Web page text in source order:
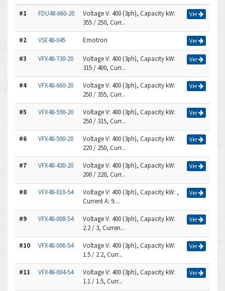
#1 FDU48-660-20
Voltage V: 400 (3ph), Capacity kW:
355 / 250, Curr...
Ver
#2 VSE48-045 Emotron Ver
#3 VFX48-730-20
Voltage V: 400 (3ph), Capacity kW:
315 / 400, Curr...
Ver
#4 VFX48-660-20
Voltage V: 400 (3ph), Capacity kW:
250 / 355, Curr...
Ver
#5 VFX48-590-20
Voltage V: 400 (3ph), Capacity kW:
250 / 315, Curr...
Ver
#6 VFX48-500-20
Voltage V: 400 (3ph), Capacity kW:
220 / 250, Curr...
Ver
#7 VFX48-430-20
Voltage V: 400 (3ph), Capacity kW:
200 / 220, Curr...
Ver
#8 VFX48-010-54
Voltage V: 400 (3ph), Capacity kW: ,
Current A: 9....
Ver
#9 VFX48-008-54
Voltage V: 400 (3ph), Capacity kW:
2.2 / 3, Curren...
Ver
#10 VFX48-006-54
Voltage V: 400 (3ph), Capacity kW:
1.5 / 2.2, Curr...
Ver
#11 VFX48-004-54
Voltage V: 400 (3ph), Capacity kW:
1.1 / 1.5, Curr...
Ver